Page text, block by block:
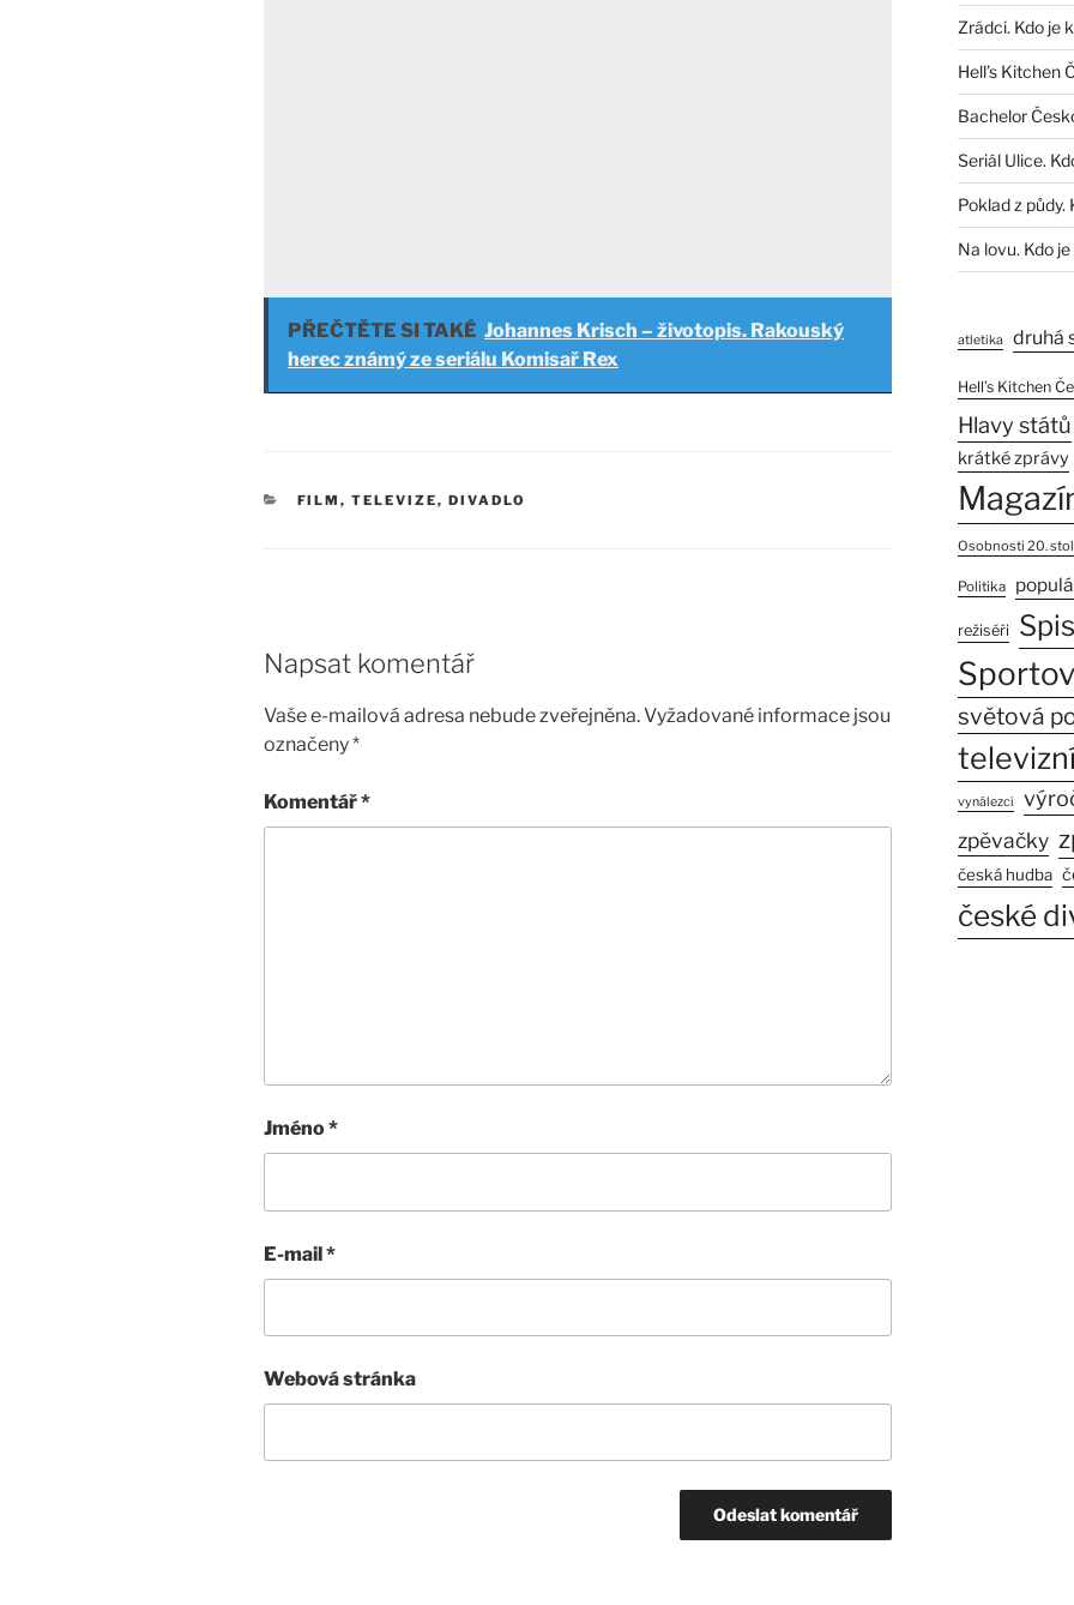
PŘEČTĚTE SI TAKÉ Johannes Krisch – životopis. Rakouský
herec známý ze seriálu Komisař Rex
RUBRIKY
FILM, TELEVIZE, DIVADLO
Napsat komentář
Vaše e-mailová adresa nebude zveřejněna.Vyžadované informace jsou
označeny*
Komentář*
Jméno*
E-mail*
Webová stránka
Zrádci. Kdo je
Hell’s Kitchen
Bachelor
Seriál Ulice.
Poklad z půdy.
Na lovu. Kdo
atletika druhá
Hell’s Kitchen
Hlavy států
krátké zprávy
Osobnosti 20.
Politika
režiséři
světová
vynálezci
zpěvačky
česká hudba
české